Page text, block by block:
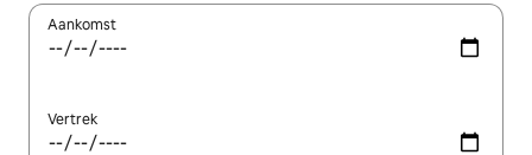
Aankomst
Vertrek